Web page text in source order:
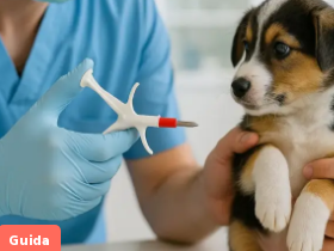
Guida